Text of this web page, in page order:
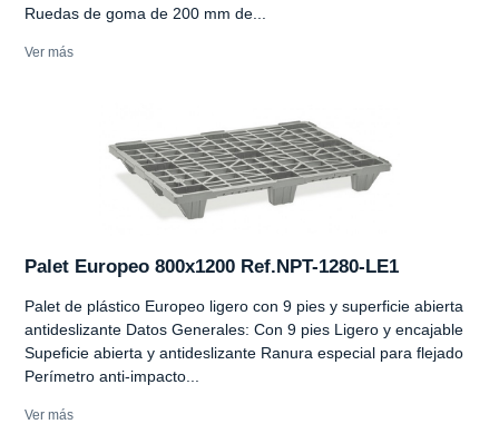
Ruedas de goma de 200 mm de...
Ver más
Palet Europeo 800x1200 Ref.NPT-1280-LE1
Palet de plástico Europeo ligero con 9 pies y superficie abierta
antideslizante Datos Generales: Con 9 pies Ligero y encajable
Supeficie abierta y antideslizante Ranura especial para flejado
Perímetro anti-impacto...
Ver más